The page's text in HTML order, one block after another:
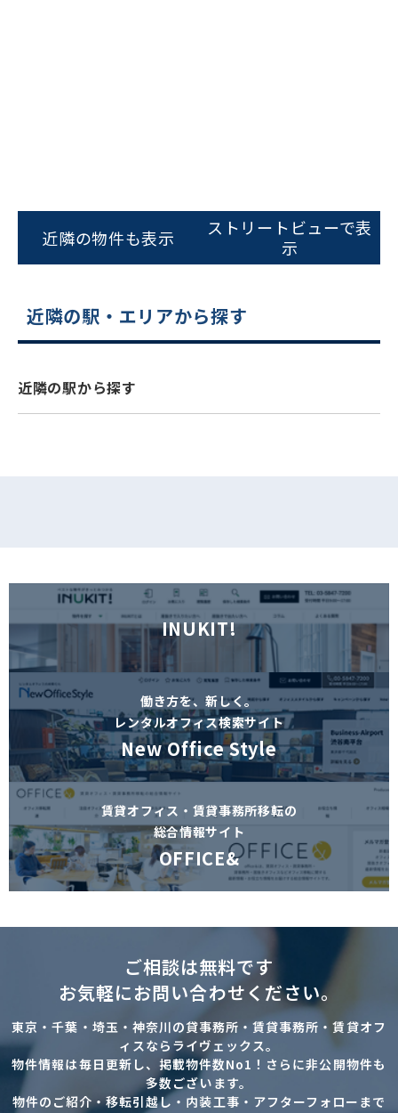
スムーズにご案内できます
0120-620-213
近隣の物件も表示
ストリートビューで表
示
近隣の駅・エリアから探す
近隣の駅から探す
INUKIT!
働き方を、新しく。
レンタルオフィス検索サイト
New Office Style
賃貸オフィス・賃貸事務所移転の
総合情報サイト
OFFICE&
ご相談は無料です
お気軽にお問い合わせください。
東京・千葉・埼玉・神奈川の貸事務所・賃貸事務所・賃貸オフ
ィスならライヴェックス。
物件情報は毎日更新し、掲載物件数No1！さらに非公開物件も
多数ございます。
物件のご紹介・移転引越し・内装工事・アフターフォローまで